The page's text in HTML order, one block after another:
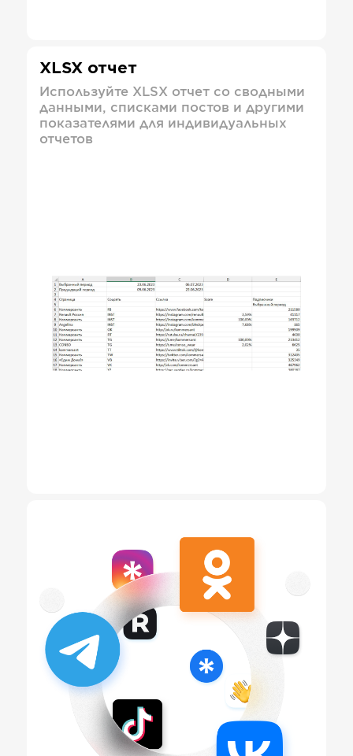
XLSX отчет
Используйте XLSX отчет со сводными
данными, списками постов и другими
показателями для индивидуальных
отчетов